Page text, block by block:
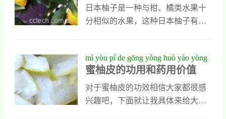
降低血液的粘稠度，可以避免血小
板凝结，从而也就避免了血栓和脑
消化，它含有的
能外用也能内服用植物精油。葡萄
柚油能润肺止咳也能滋养肌肤还能
葡萄柚油的重要作用，它含有的挥
发油和芳香类物质以及天然活性成
分都能直接作用于人类的中枢神
经，可以让人类精神保持兴奋，而
日本柚子是一种与柑、橘类水果十
分相似的水果，这种日本柚子有叶
是日本柚子的果肉是白色或者黄色
的，有白膜隔成瓣，很容易分开，
吃起来时味酸可口，十分诱人。下
面我会为大家详细说明日本柚子的
mì yòu pí de gōng yòng huò yào yòng
jià zhí
蜜柚皮的功用和药用价值
对于蜜柚皮的功效相信大家都很感
兴趣吧，下面就让我具体来给大家